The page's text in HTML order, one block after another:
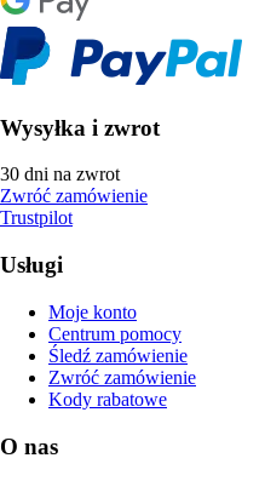
Wysyłka i zwrot
30 dni na zwrot
Zwróć zamówienie
Trustpilot
Usługi
Moje konto
Centrum pomocy
Śledź zamówienie
Zwróć zamówienie
Kody rabatowe
O nas